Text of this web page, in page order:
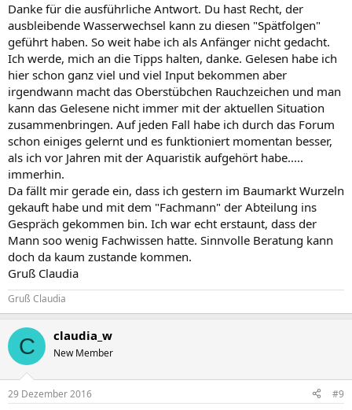
Danke für die ausführliche Antwort. Du hast Recht, der
ausbleibende Wasserwechsel kann zu diesen "Spätfolgen"
geführt haben. So weit habe ich als Anfänger nicht gedacht.
Ich werde, mich an die Tipps halten, danke. Gelesen habe ich
hier schon ganz viel und viel Input bekommen aber
irgendwann macht das Oberstübchen Rauchzeichen und man
kann das Gelesene nicht immer mit der aktuellen Situation
zusammenbringen. Auf jeden Fall habe ich durch das Forum
schon einiges gelernt und es funktioniert momentan besser,
als ich vor Jahren mit der Aquaristik aufgehört habe.....
immerhin.
Da fällt mir gerade ein, dass ich gestern im Baumarkt Wurzeln
gekauft habe und mit dem "Fachmann" der Abteilung ins
Gespräch gekommen bin. Ich war echt erstaunt, dass der
Mann soo wenig Fachwissen hatte. Sinnvolle Beratung kann
doch da kaum zustande kommen.
Gruß Claudia
Gruß Claudia
C claudia_w
New Member
29 Dezember 2016 #9